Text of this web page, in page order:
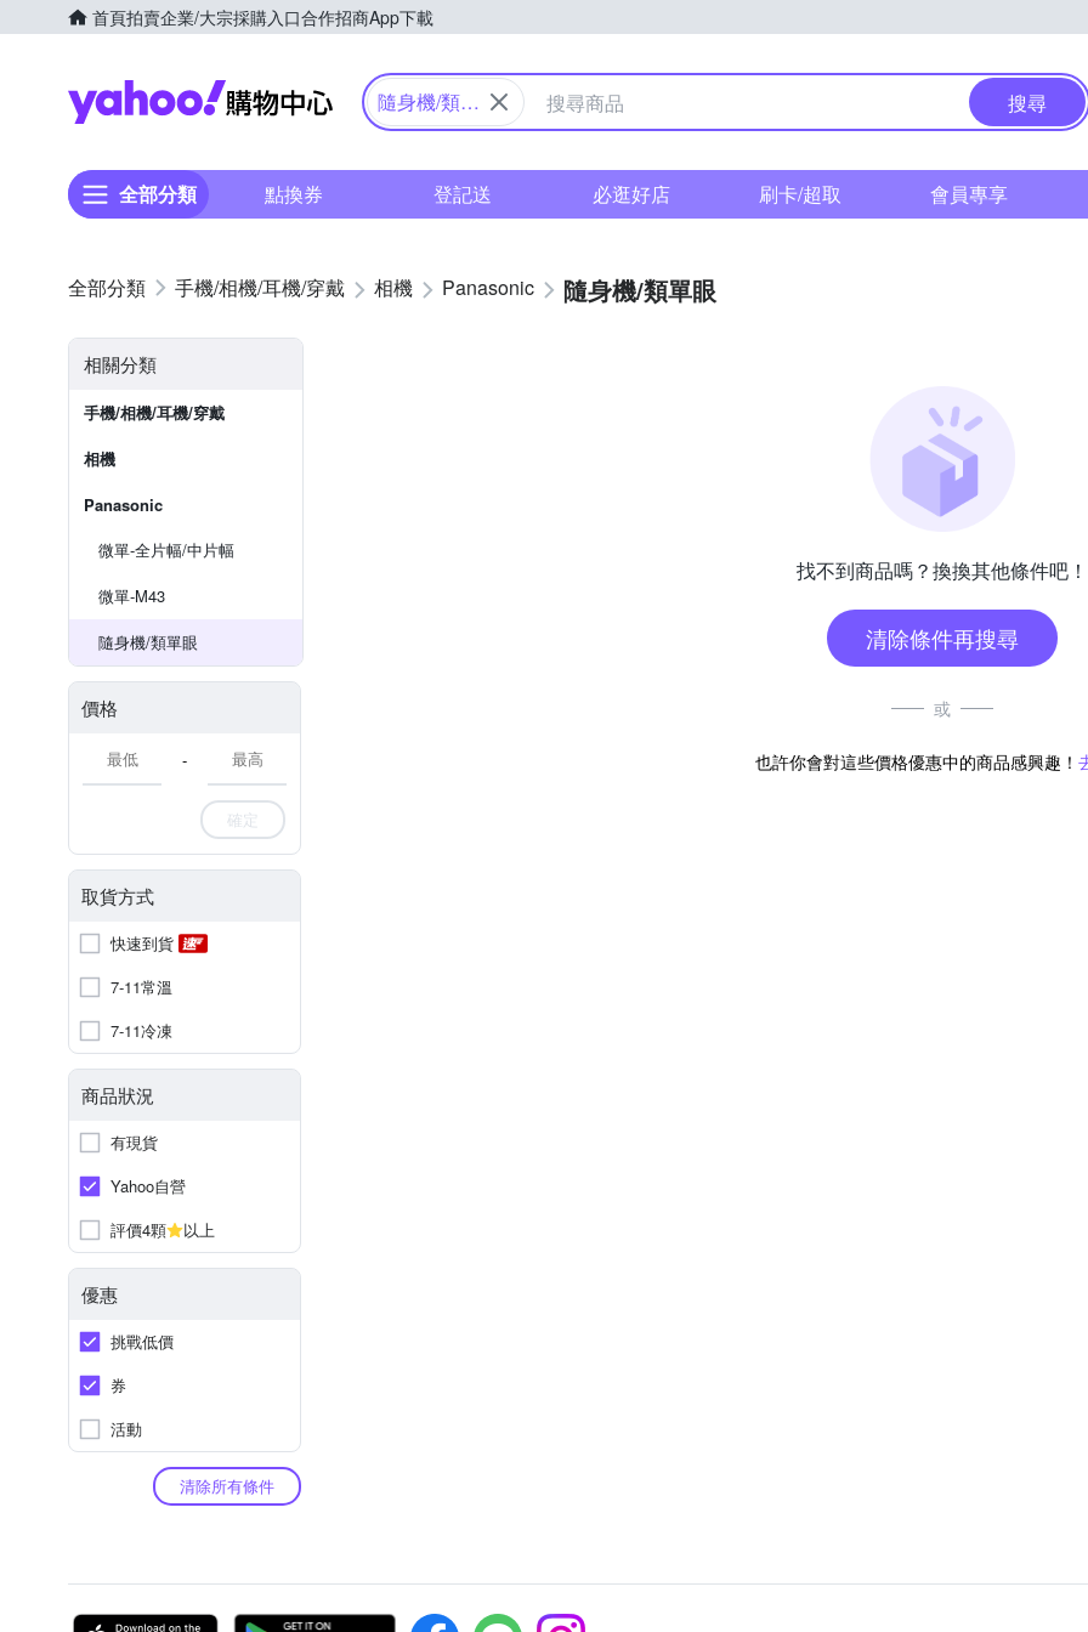
首頁拍賣企業/大宗採購入口合作招商App下載
Yahoo購物中心
隨身機/類單
搜尋
全部分類 點換券 登記送 必逛好店 刷卡/超取 會員專享
手機/相機/耳機/穿戴 相機 Panasonic 隨身機/類單眼
相關分類
手機/相機/耳機/穿戴
相機
Panasonic
微單-全片幅/中片幅
微單-M43
隨身機/類單眼
價格
-
確定
取貨方式
快速到貨
7-11常溫
7-11冷凍
商品狀況
有現貨
Yahoo自營
評價4顆
以上
優惠
挑戰低價
券
活動
清除所有條件
找不到商品嗎？換換其他條件吧！
清除條件再搜尋
或
也許你會對這些價格優惠中的商品感興趣！